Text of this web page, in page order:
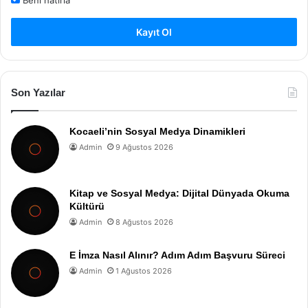
Kayıt Ol
Son Yazılar
Kocaeli’nin Sosyal Medya Dinamikleri
Admin 9 Ağustos 2026
Kitap ve Sosyal Medya: Dijital Dünyada Okuma
Kültürü
Admin 8 Ağustos 2026
E İmza Nasıl Alınır? Adım Adım Başvuru Süreci
Admin 1 Ağustos 2026